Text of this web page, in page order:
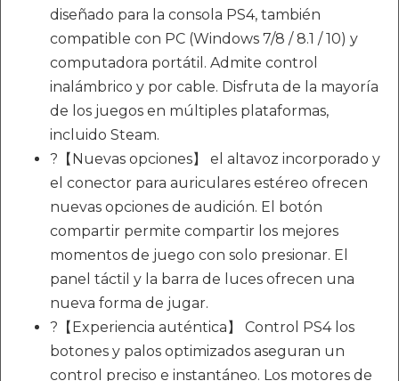
diseñado para la consola PS4, también
compatible con PC (Windows 7/8 / 8.1 / 10) y
computadora portátil. Admite control
inalámbrico y por cable. Disfruta de la mayoría
de los juegos en múltiples plataformas,
incluido Steam.
?【Nuevas opciones】 el altavoz incorporado y
el conector para auriculares estéreo ofrecen
nuevas opciones de audición. El botón
compartir permite compartir los mejores
momentos de juego con solo presionar. El
panel táctil y la barra de luces ofrecen una
nueva forma de jugar.
?【Experiencia auténtica】 Control PS4 los
botones y palos optimizados aseguran un
control preciso e instantáneo. Los motores de